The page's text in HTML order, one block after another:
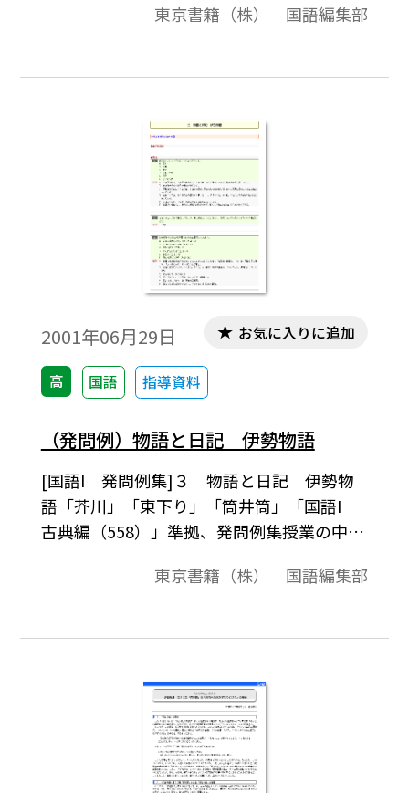
れるときの問題の例としてご利用ください｡
データだけを取り出すことができますの
ご活用ください｡
東京書籍（株） 国語編集部
2001年06月29日
高 国語 指導資料
お気に入りに追加
（発問例）物語と日記 伊勢物語
[国語I 発問例集]３ 物語と日記 伊勢物
語「芥川」「東下り」「筒井筒」「国語I
古典編（558）」準拠、発問例集授業の中で
れるときの問題の例としてご利用ください｡
データだけを取り出すことができますの
ご活用ください｡
東京書籍（株） 国語編集部